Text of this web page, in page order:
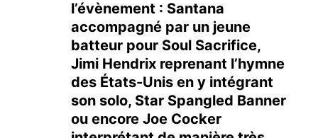
l’évènement : Santana
accompagné par un jeune
batteur pour Soul Sacrifice,
Jimi Hendrix reprenant l’hymne
des États-Unis en y intégrant
son solo, Star Spangled Banner
ou encore Joe Cocker